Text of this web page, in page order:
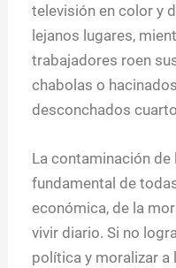
televisión en color y
lejanos lugares,
trabajadores roen
chabolas o
desconchados
La contaminación
fundamental de
económica, de la
vivir diario. Si no
política y moralizar